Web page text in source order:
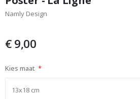
het
begin
afbeeldingen-
Namly Design
€ 9,00
Kies maat